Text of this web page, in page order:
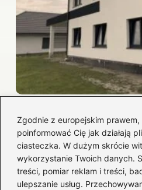
Zgodnie z europejskim
poinformować Cię jak działają
ciasteczka. W dużym skrócie
wykorzystanie Twoich danych.
treści, pomiar reklam i treści,
ulepszanie usług.
Inwestycja w
domów pasywnych
2026-05-06